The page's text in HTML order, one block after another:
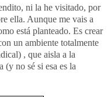
ni la he visitado, por
ella. Aunque me vais a
está planteado. Es crear
un ambiente totalmente
, que aisla a la
(y no sé si esa es la